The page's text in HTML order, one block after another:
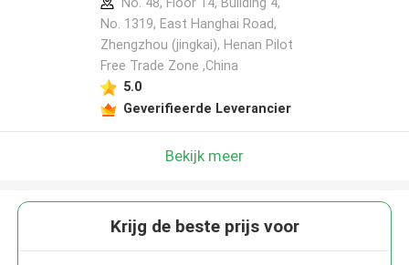
Laat een bericht achter
We bellen je snel terug!
No. 1319, East Hanghai Road,
Zhengzhou (jingkai), Henan Pilot
Free Trade Zone ,China
5.0
Geverifieerde Leverancier
Bekijk meer
Krijg de beste prijs voor